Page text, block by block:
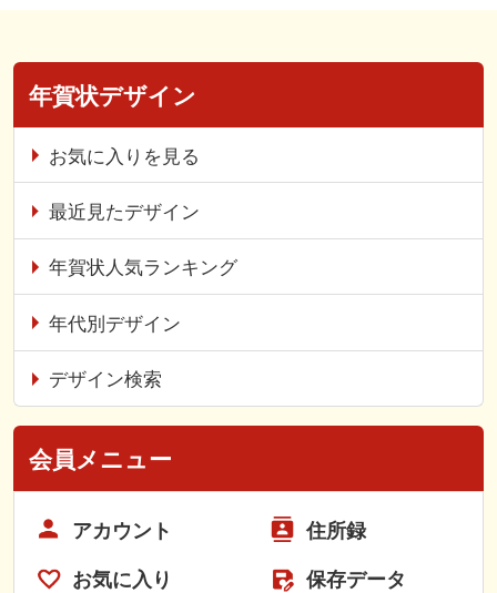
年賀状デザイン
お気に入りを見る
最近見たデザイン
年賀状人気ランキング
年代別デザイン
デザイン検索
会員メニュー
アカウント 住所録
お気に入り 保存データ